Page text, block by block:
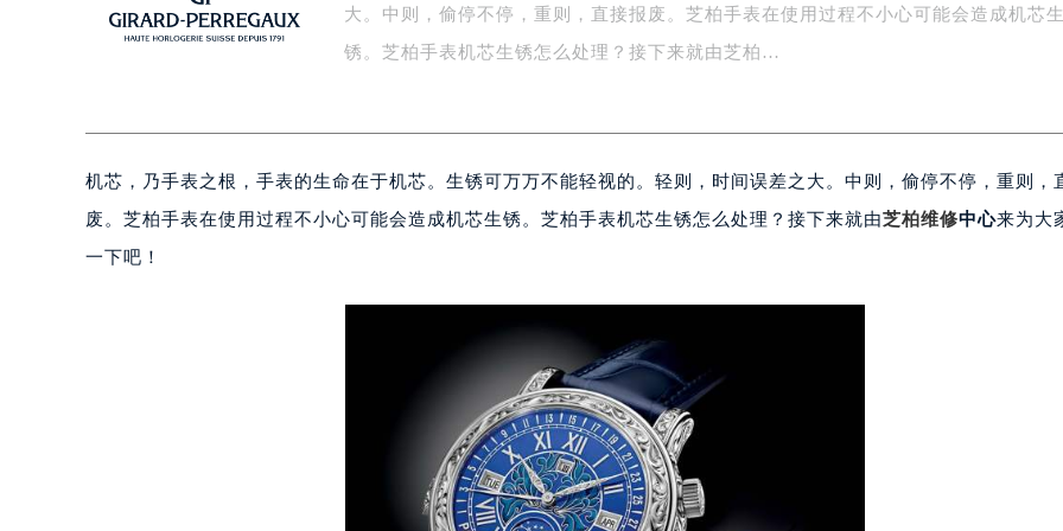
盐城市盐都区世纪大道5号盐城金融城写字楼1号楼16层1604室（需提前预约）
泰州市海陵区永定东路399号置地商务中心东塔写字楼（华润万象城）17层1706室（需提前预约）
绍兴市越城区胜利东路379号世茂天际中心写字楼8层805室（需提前预约）
嘉兴市南湖区广益路705号嘉兴世界贸易中心写字楼A座13层1304室（需提前预约）
广州市越秀区环市东路371-375号世界贸易中心大厦南塔写字楼15层07室（需提前预约）
深圳市罗湖区深南东路5001号华润大厦写字楼17层1701室（需提前预约）
惠州市惠城区江北文昌一路7号华贸大厦写字楼1座30层05室（需提前预约）
厦门市思明区湖滨东路95号华润大厦写字楼B座11层1104室（需提前预约）
福州市鼓楼区五四路128-1号恒力城写字楼15层03室（需提前预约）
成都市锦江区人民东路6号SAC东原中心写字楼24层2406B室（需提前预约）
大。中则，偷停不停，重则，直接报废。芝柏手表在使用过程不小心可能会造成机芯
锈。芝柏手表机芯生锈怎么处理？接下来就由芝柏…
机芯，乃手表之根，手表的生命在于机芯。生锈可万万不能轻视的。轻则，时间误差之大。中则，偷停不停，重则，
废。芝柏手表在使用过程不小心可能会造成机芯生锈。芝柏手表机芯生锈怎么处理？接下来就由芝柏维修中心来为大
一下吧！